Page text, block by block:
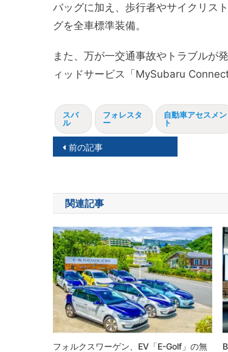
バッグに加え、歩行者やサイクリス
グを全車標準装備。
また、万が一交通事故やトラブルが
ィッドサービス「MySubaru
スバ
ル
フォレスタ
ー
自動車アセスメン
ト
投
ナ
ビ
ゲ
ー
シ
ョ
ン
前の記事
関連記事
フォルクスワーゲン、EV「e-Golf」の無